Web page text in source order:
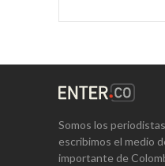
Somos los
escribimos el medio
importante de